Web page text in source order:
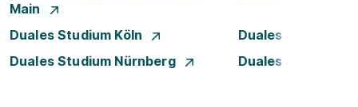
Main
Duales Studium Köln
Duales Studium
Duales Studium Nürnberg
Duales Studium